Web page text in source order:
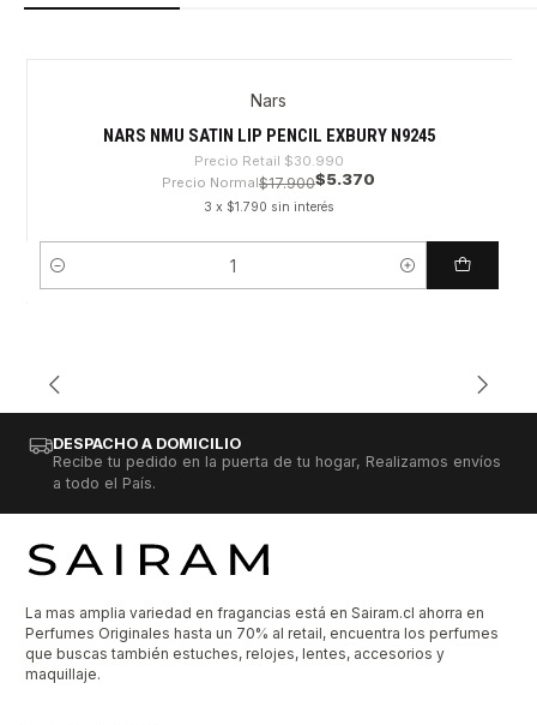
Nars
NARS NMU SATIN LIP PENCIL EXBURY N9245
Precio Retail $30.990
Precio Normal$17.900$5.370
3 x $1.790 sin interés
Cantidad
DESPACHO A DOMICILIO
Recibe tu pedido en la puerta de tu hogar, Realizamos envíos
a todo el País.
La mas amplia variedad en fragancias está en Sairam.cl ahorra en
Perfumes Originales hasta un 70% al retail, encuentra los perfumes
que buscas también estuches, relojes, lentes, accesorios y
maquillaje.